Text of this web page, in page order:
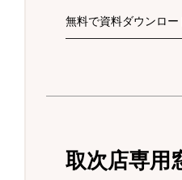
無料で資料ダウンロー
取次店専用